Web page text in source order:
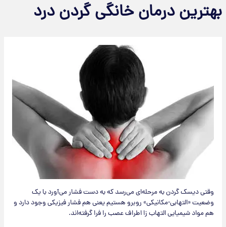
بهترین درمان خانگی گردن درد
وقتی دیسک گردن به مرحله‌ای می‌رسد که به دست فشار می‌آورد با یک
وضعیت «التهابی-مکانیکی» روبرو هستیم یعنی هم فشار فیزیکی وجود دارد و
هم مواد شیمیایی التهاب زا اطراف عصب را فرا گرفته‌اند.